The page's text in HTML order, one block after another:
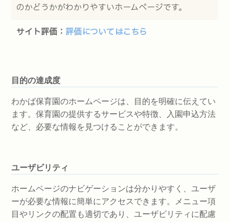
のかどうかがわかりやすいホームページです。
サイト評価： 評価についてはこちら
目的の達成度
わかば保育園のホームページは、目的を明確に伝えてい
ます。保育園の提供するサービスや特徴、入園申込方法
など、必要な情報を見つけることができます。
ユーザビリティ
ホームページのナビゲーションは分かりやすく、ユーザ
ーが必要な情報に簡単にアクセスできます。メニュー項
目やリンクの配置も適切であり、ユーザビリティに配慮